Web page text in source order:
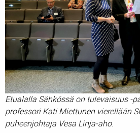
Etualalla Sähkössä on tulevaisuus -
professori Kati Miettunen vierellään
puheenjohtaja Vesa Linja-aho.